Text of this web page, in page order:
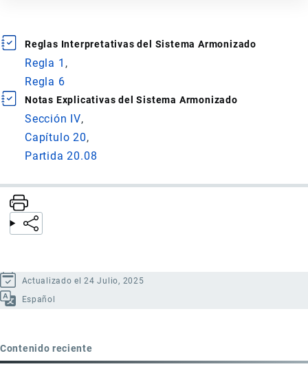
Reglas Interpretativas del Sistema Armonizado
Regla 1
Regla 6
Notas Explicativas del Sistema Armonizado
Sección IV
Capítulo 20
Partida 20.08
Actualizado el 24 Julio, 2025
Español
Contenido reciente